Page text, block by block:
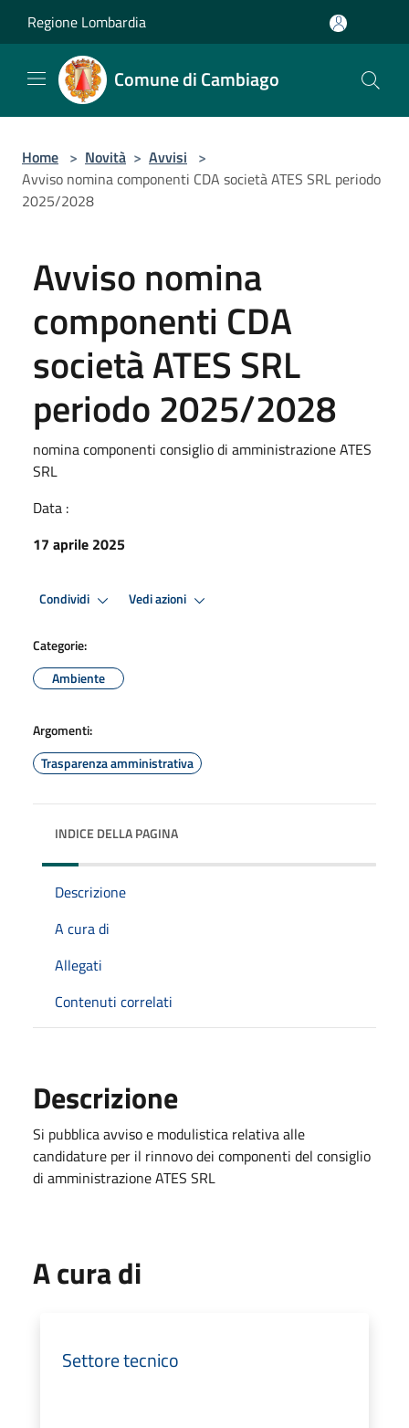
Regione Lombardia
Comune di Cambiago
Home > Novità > Avvisi >
Avviso nomina componenti CDA società ATES SRL periodo
2025/2028
Avviso nomina
componenti CDA
società ATES SRL
periodo 2025/2028
nomina componenti consiglio di amministrazione ATES
SRL
Data :
17 aprile 2025
Condividi Vedi azioni
Categorie:
Ambiente
Argomenti:
Trasparenza amministrativa
INDICE DELLA PAGINA
Descrizione
A cura di
Allegati
Contenuti correlati
Descrizione
Si pubblica avviso e modulistica relativa alle
candidature per il rinnovo dei componenti del consiglio
di amministrazione ATES SRL
A cura di
Settore tecnico